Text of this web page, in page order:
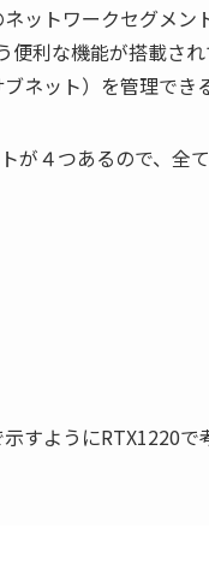
ットワークセグメ
利な機能が搭載さ
ネット）を管理でき
が４つあるので、
すようにRTX1220で